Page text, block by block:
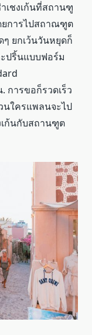
เชงเก้นที่สถานฑู
ยการไปสถาณฑูต
ยกเว้นวันหยุดก็
ะปริ้นแบบฟอร์ม
การขอก็รวดเร็ว
ใครแพลนจะไป
เก้นกับสถานฑูต